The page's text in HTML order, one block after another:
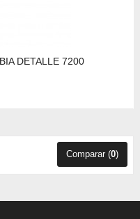
DETALLE 7200
Comparar (0)